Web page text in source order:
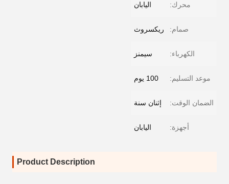
محرك: اليابان
صمام: ريكسروث
الكهرباء: سيمنز
موعد التسليم: 100 يوم
الضمان الوقت: إثنان سنة
أجهزة: اليابان
Product Description